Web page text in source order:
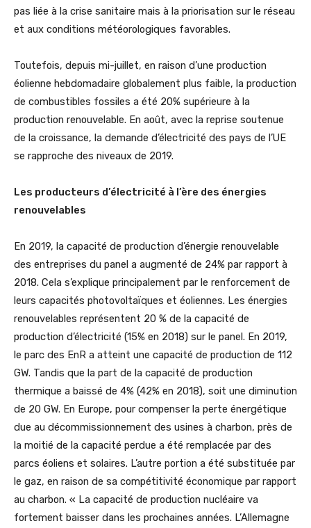
pas liée à la crise sanitaire mais à la priorisation sur le réseau
et aux conditions météorologiques favorables.
Toutefois, depuis mi-juillet, en raison d’une production
éolienne hebdomadaire globalement plus faible, la production
de combustibles fossiles a été 20% supérieure à la
production renouvelable. En août, avec la reprise soutenue
de la croissance, la demande d’électricité des pays de l’UE
se rapproche des niveaux de 2019.
Les producteurs d’électricité à l’ère des énergies
renouvelables
En 2019, la capacité de production d’énergie renouvelable
des entreprises du panel a augmenté de 24% par rapport à
2018. Cela s’explique principalement par le renforcement de
leurs capacités photovoltaïques et éoliennes. Les énergies
renouvelables représentent 20 % de la capacité de
production d’électricité (15% en 2018) sur le panel. En 2019,
le parc des EnR a atteint une capacité de production de 112
GW. Tandis que la part de la capacité de production
thermique a baissé de 4% (42% en 2018), soit une diminution
de 20 GW. En Europe, pour compenser la perte énergétique
due au décommissionnement des usines à charbon, près de
la moitié de la capacité perdue a été remplacée par des
parcs éoliens et solaires. L’autre portion a été substituée par
le gaz, en raison de sa compétitivité économique par rapport
au charbon. « La capacité de production nucléaire va
fortement baisser dans les prochaines années. L’Allemagne